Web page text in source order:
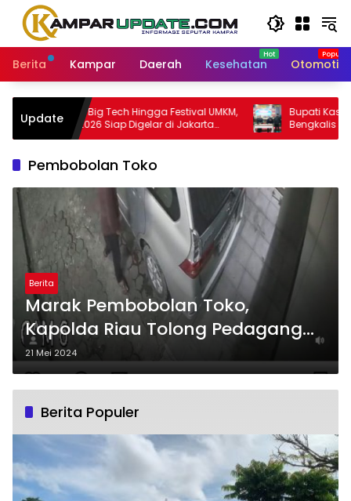
Langsung
konten
Berita
Kampar Daerah Kesehatan Otomotif
Update
Gandeng Big Tech Hingga Festival UMKM,
PWI Fest 2026 Siap Digelar di Jakarta
Desember Mendatang
Bupati Kasmarni
Bengkalis Usai
Pembobolan Toko
Berita
Marak Pembobolan Toko,
Kapolda Riau Tolong Pedagang
yang Dirampok
21 Mei 2024
Berita Populer